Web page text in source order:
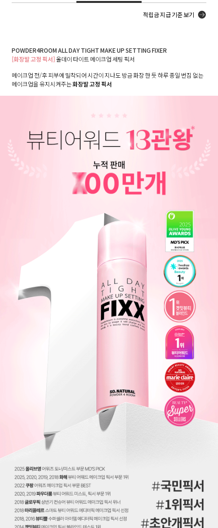
적립금 지급 기준 보기
POWDER4ROOM ALL DAY TIGHT MAKE UP SETTING FIXER
[화장발 고정 픽서]올데이 타이트 메이크업 세팅 픽서
메이크업 전/후 피부에 밀착되어 시간이 지나도 방금 화장 한 듯 하루 종일 번짐 없는
메이크업을 유지시켜주는화장발 고정 픽서